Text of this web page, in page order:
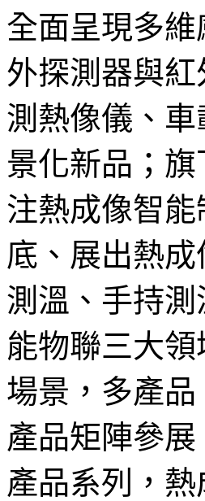
全面呈現多
外探測器與
測熱像儀、
景化新品；
注熱成像智
底、展出熱
測溫、手持
能物聯三大
場景，多產
產品矩陣參
產品系列，